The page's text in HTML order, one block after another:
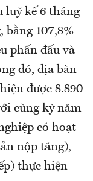
luỹ kế 6 tháng
bằng 107,8%
phấn đấu và
đó, địa bàn
được 8.890
cùng kỳ năm
có hoạt
nộp tăng),
thực hiện